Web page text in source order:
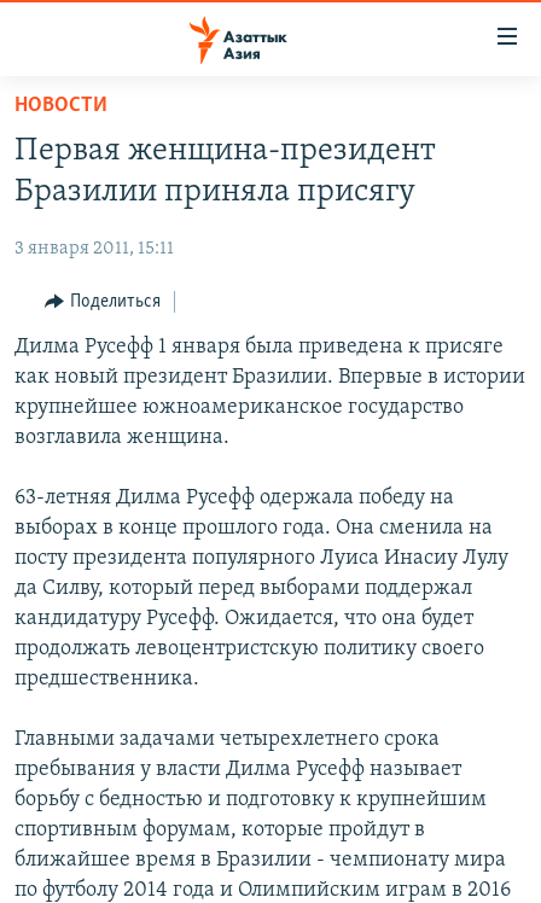
Вернуться
основному
содержанию
Вернутся
навигации
Вернутся
поиску
КАЗАХСТАН
УЗБЕКИСТАН
ТАДЖИКИСТАН
НОВОСТИ
ВОЙНА В УКРАИНЕ
НА ДРУГИХ ЯЗЫКАХ
ҚАЗАҚША
КЫРГЫЗЧА
ТОҶИКӢ
Все сайты РСЕ/РС
НОВОСТИ
Первая женщина-президент
Бразилии приняла присягу
3 января 2011, 15:11
Поделиться
Дилма Русефф 1 января была приведена к присяге
как новый президент Бразилии. Впервые в истории
крупнейшее южноамериканское государство
возглавила женщина.
63-летняя Дилма Русефф одержала победу на
выборах в конце прошлого года. Она сменила на
посту президента популярного Луиса Инасиу Лулу
да Силву, который перед выборами поддержал
кандидатуру Русефф. Ожидается, что она будет
продолжать левоцентристскую политику своего
предшественника.
Главными задачами четырехлетнего срока
пребывания у власти Дилма Русефф называет
борьбу с бедностью и подготовку к крупнейшим
спортивным форумам, которые пройдут в
ближайшее время в Бразилии - чемпионату мира
по футболу 2014 года и Олимпийским играм в 2016